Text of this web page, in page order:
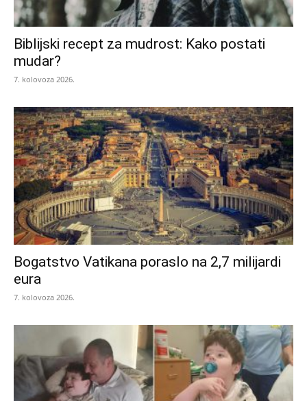
Biblijski recept za mudrost: Kako postati
mudar?
7. kolovoza 2026.
Bogatstvo Vatikana poraslo na 2,7 milijardi
eura
7. kolovoza 2026.